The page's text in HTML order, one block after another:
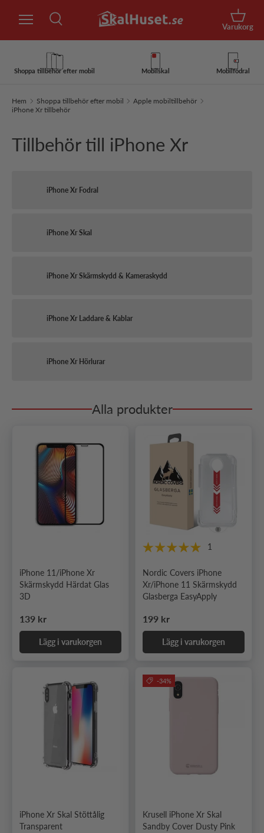
Hoppa till innehåll
Sök
Korg
Varukorg
Shoppa tillbehör efter mobil Mobilskal Mobilfodral
Hem Shoppa tillbehör efter mobil
Apple mobiltillbehör
iPhone Xr tillbehör
Tillbehör till iPhone Xr
iPhone Xr Fodral
iPhone Xr Skal
iPhone Xr Skärmskydd & Kameraskydd
iPhone Xr Laddare & Kablar
iPhone Xr Hörlurar
Alla produkter
iPhone 11/iPhone Xr
Skärmskydd Härdat Glas
3D
Ordinarie pris
139 kr
Lägg i varukorgen
1
Nordic Covers iPhone
Xr/iPhone 11 Skärmskydd
Glasberga EasyApply
Ordinarie pris
199 kr
Lägg i varukorgen
iPhone Xr Skal Stöttålig
Transparent
-34%
Krusell iPhone Xr Skal
Sandby Cover Dusty Pink